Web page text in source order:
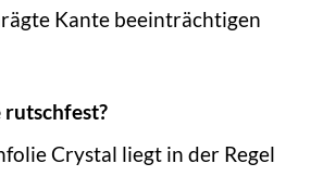
Kante beeinträchtigen
rutschfest?
Crystal liegt in der Regel